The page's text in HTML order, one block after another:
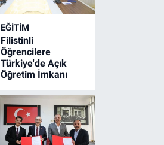
EĞİTİM
Filistinli
Öğrencilere
Türkiye'de Açık
Öğretim İmkanı